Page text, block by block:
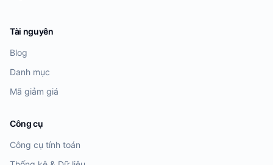
Tài nguyên
Blog
Danh mục
Mã giảm giá
Công cụ
Công cụ tính toán